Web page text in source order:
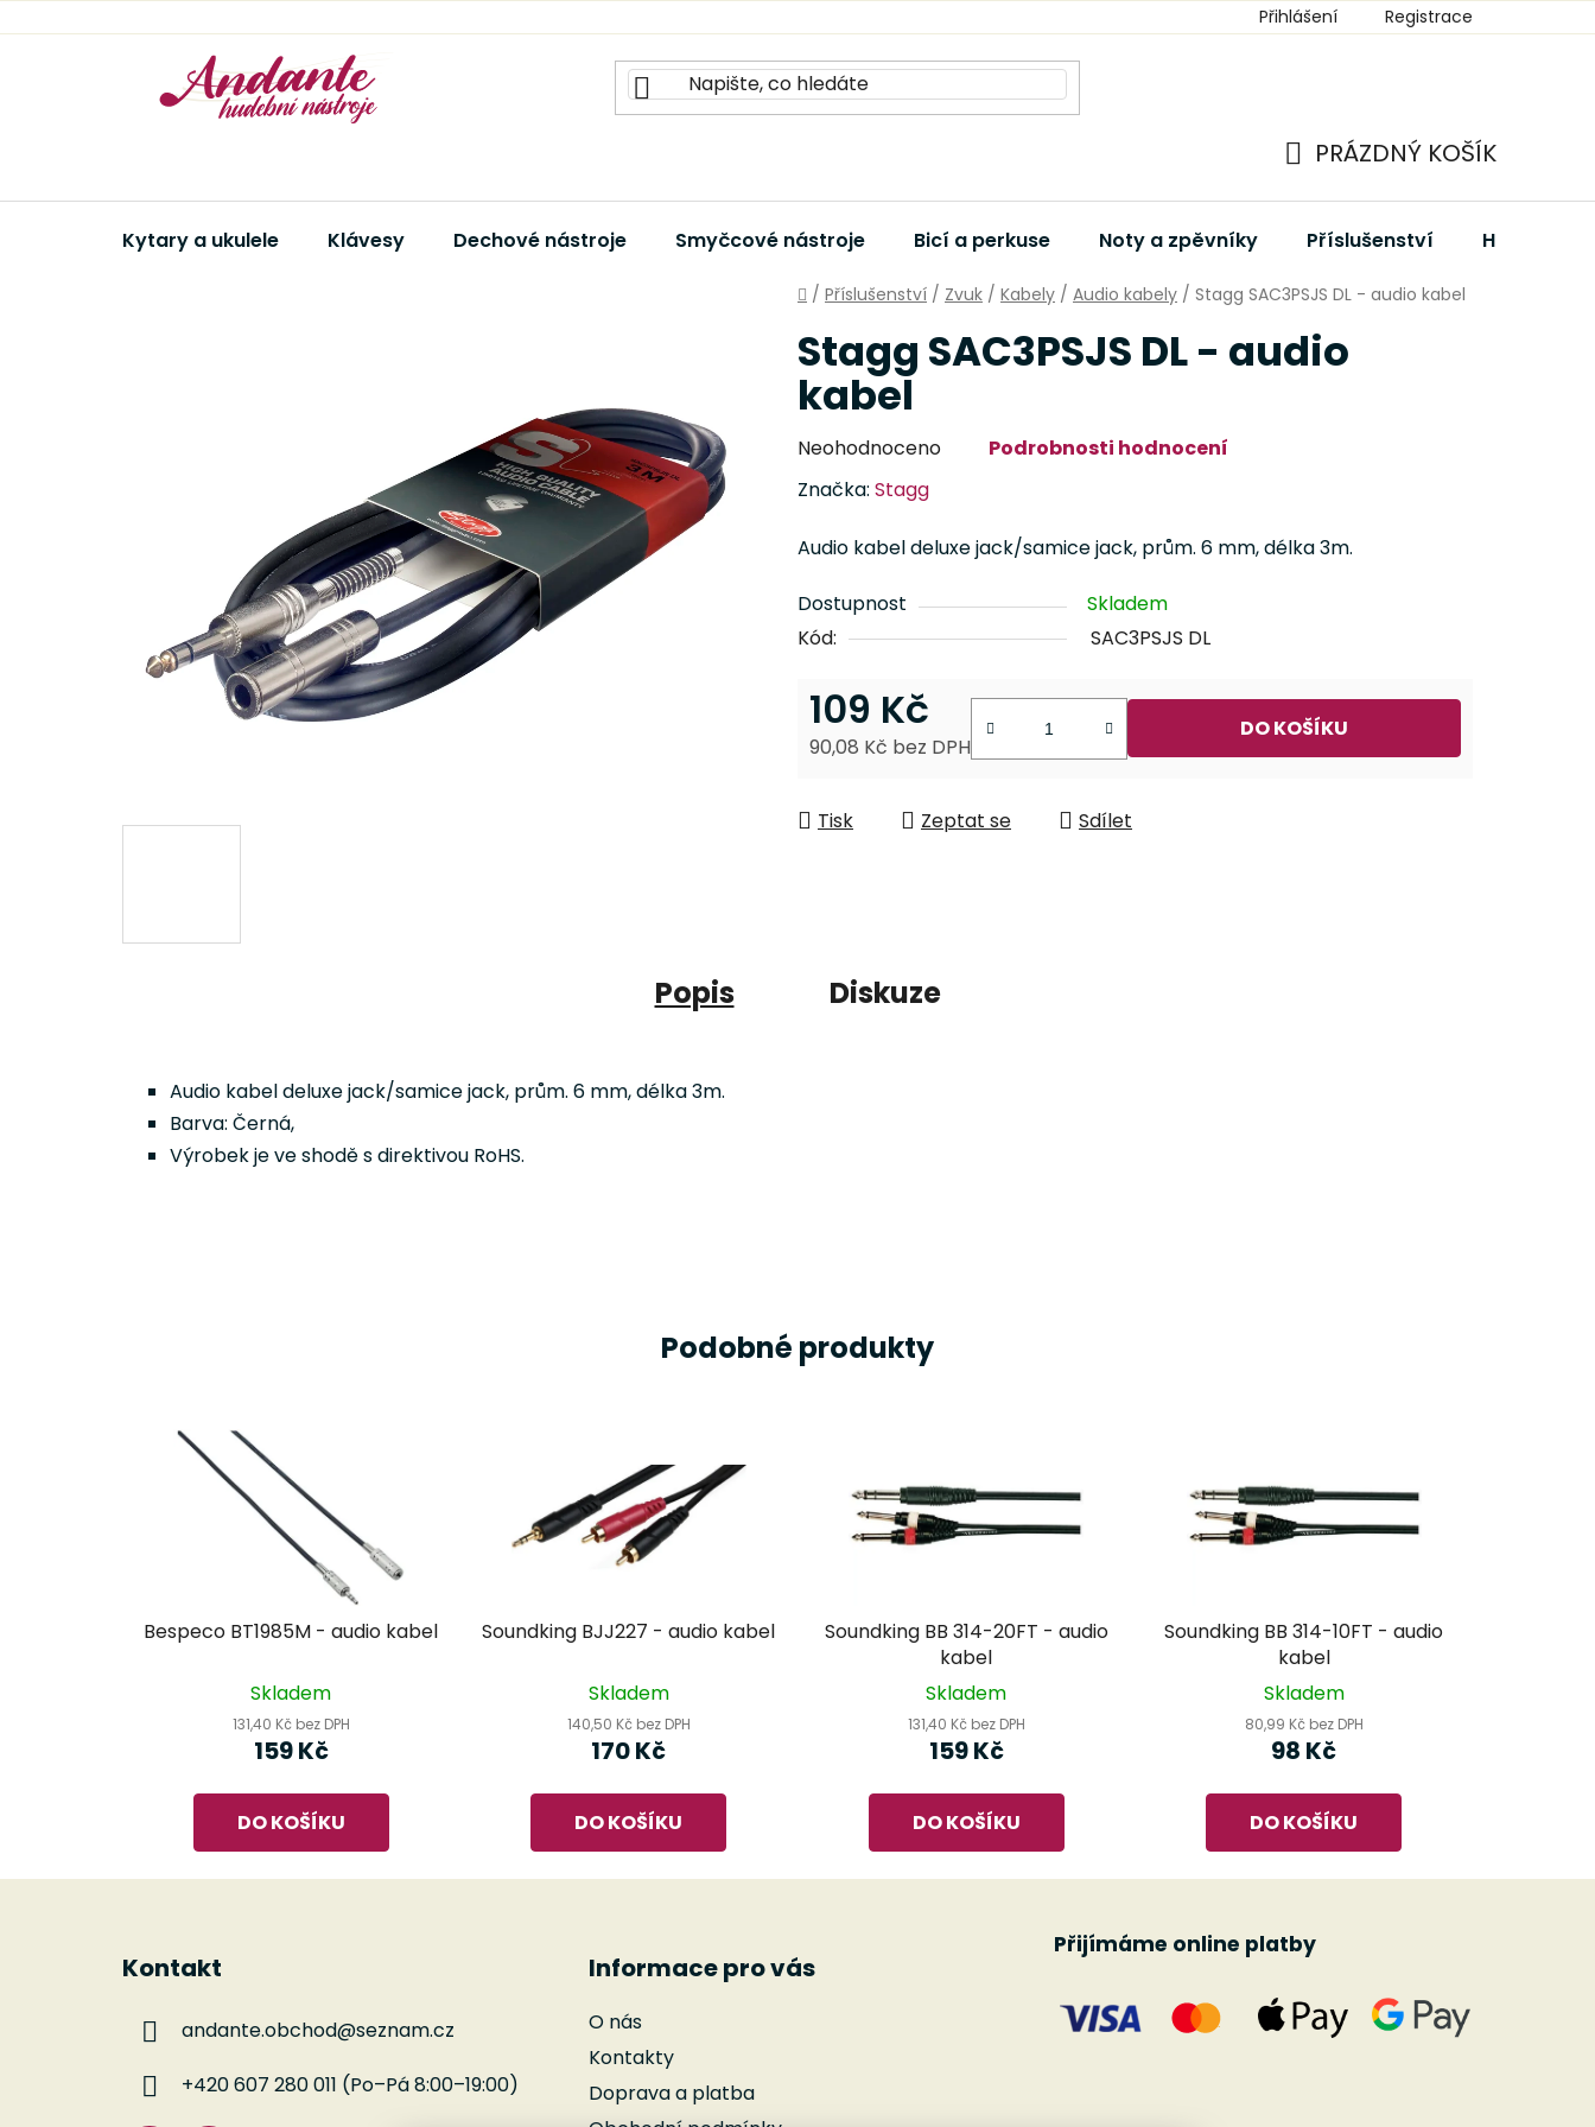
na
Přihlášení Registrace
KOŠÍK
PRÁZDNÝ KOŠÍK
Kytary a ukulele Klávesy Dechové nástroje Smyčcové nástroje Bicí a perkuse Noty a zpěvníky Příslušenství Hudební
Domů
/ Příslušenství / Zvuk / Kabely / Audio kabely / Stagg SAC3PSJS DL - audio kabel
Stagg SAC3PSJS DL - audio
kabel
Průměrné
produktu
je
z
5
Neohodnoceno
Podrobnosti hodnocení
Značka: Stagg
Audio kabel deluxe jack/samice jack, prům. 6 mm, délka 3m.
Dostupnost
Skladem
Kód:
SAC3PSJS DL
109 Kč
90,08 Kč bez DPH
DO KOŠÍKU
Tisk Zeptat se Sdílet
Popis Diskuze
Audio kabel deluxe jack/samice jack, prům. 6 mm, délka 3m.
Barva: Černá,
Výrobek je ve shodě s direktivou RoHS.
Podobné produkty
Bespeco BT1985M - audio kabel
Skladem
131,40 Kč bez DPH
159 Kč
DO KOŠÍKU
Soundking BJJ227 - audio kabel
Skladem
140,50 Kč bez DPH
170 Kč
DO KOŠÍKU
Soundking BB 314-20FT - audio
kabel
Skladem
131,40 Kč bez DPH
159 Kč
DO KOŠÍKU
Soundking BB 314-10FT - audio
kabel
Skladem
80,99 Kč bez DPH
98 Kč
DO KOŠÍKU
Kontakt
andante.obchod@seznam.cz
+420 607 280 011 (Po–Pá 8:00–19:00)
Informace pro vás
O nás
Kontakty
Doprava a platba
Přijímáme online platby